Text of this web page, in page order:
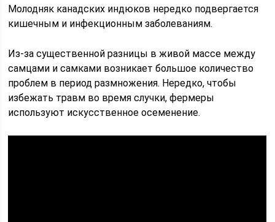
Молодняк канадских индюков нередко подвергается
кишечным и инфекционным заболеваниям.
Из-за существенной разницы в живой массе между
самцами и самками возникает большое количество
проблем в период размножения. Нередко, чтобы
избежать травм во время случки, фермеры
используют искусственное осеменение.